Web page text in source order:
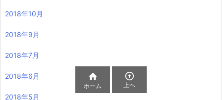
2018年10月
2018年9月
2018年7月
2018年6月
2018年5月

ホーム

上へ